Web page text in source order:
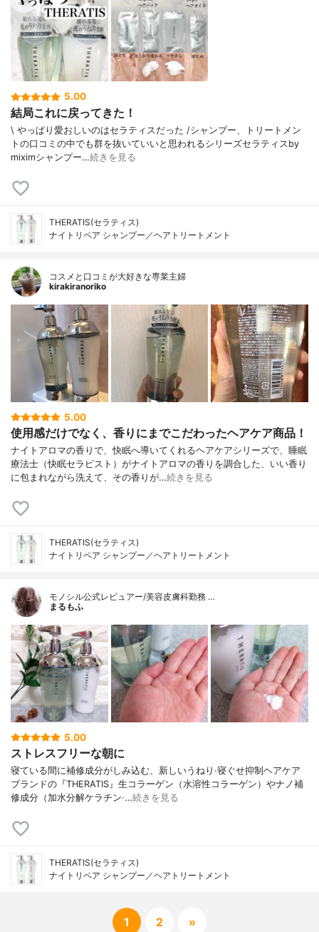
5.00
結局これに戻ってきた！
\ やっぱり愛おしいのはセラティスだった /⁡シャンプー、トリートメン
トの口コミの中でも群を抜いていいと思われるシリーズ⁡⁡セラティスby
miximシャンプー…続きを見る
THERATIS(セラティス)
ナイトリペア シャンプー／ヘアトリートメント
コスメと口コミが大好きな専業主婦
kirakiranoriko
5.00
使用感だけでなく、香りにまでこだわったヘアケア商品！
ナイトアロマの香りで、快眠へ導いてくれるヘアケアシリーズで、睡眠
療法士（快眠セラピスト）がナイトアロマの香りを調合した、いい香り
に包まれながら洗えて、その香りが…続きを見る
THERATIS(セラティス)
ナイトリペア シャンプー／ヘアトリートメント
モノシル公式レビュアー/美容皮膚科勤務 …
まるもふ
5.00
ストレスフリーな朝に
寝ている間に補修成分がしみ込む、新しいうねり·寝ぐせ抑制ヘアケア
ブランドの『THERATIS』生コラーゲン（水溶性コラーゲン）やナノ補
修成分（加水分解ケラチン·…続きを見る
THERATIS(セラティス)
ナイトリペア シャンプー／ヘアトリートメント
1 2 »